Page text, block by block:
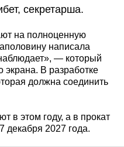
секретарша.
на полноценную
написала
— который
экрана. В разработке
должна соединить
в этом году, а в прокат
декабря 2027 года.